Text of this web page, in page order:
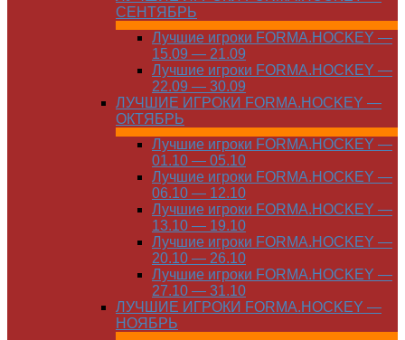
СЕНТЯБРЬ
Лучшие игроки FORMA.HOCKEY —
15.09 — 21.09
Лучшие игроки FORMA.HOCKEY —
22.09 — 30.09
ЛУЧШИЕ ИГРОКИ FORMA.HOCKEY —
ОКТЯБРЬ
Лучшие игроки FORMA.HOCKEY —
01.10 — 05.10
Лучшие игроки FORMA.HOCKEY —
06.10 — 12.10
Лучшие игроки FORMA.HOCKEY —
13.10 — 19.10
Лучшие игроки FORMA.HOCKEY —
20.10 — 26.10
Лучшие игроки FORMA.HOCKEY —
27.10 — 31.10
ЛУЧШИЕ ИГРОКИ FORMA.HOCKEY —
НОЯБРЬ